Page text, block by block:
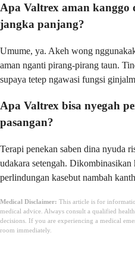
Apa Valtrex aman kanggo
jangka panjang?
Umume, ya. Akeh wong
aman nganti pirang-pirang taun.
supaya tetep ngawasi fungsi
Apa Valtrex bisa nyegah
pasangan?
Terapi penekan saben dina nyuda
udakara setengah.
perlindungan kasebut nambah
Medical Disclaimer: This article is for
medical advice. Always consult a qualified
decisions. If you are experiencing a medical
room immediately.